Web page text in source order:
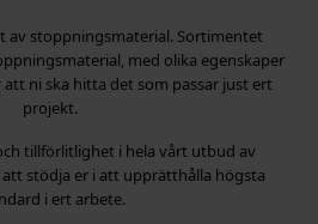
av stoppningsmaterial. Sortimentet
med olika egenskaper
ni ska hitta det som passar just ert
projekt.
tillförlitlighet i hela vårt utbud av
stödja er i att upprätthålla högsta
i ert arbete.